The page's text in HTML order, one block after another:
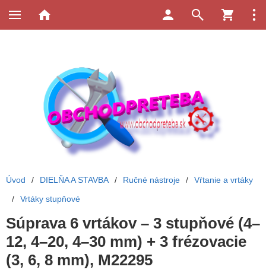
Úvod / DIELŇA A STAVBA / Ručné nástroje /
Vŕtanie a vrtáky
/
Vrtáky stupňové
Súprava 6 vrtákov – 3 stupňové (4–
12, 4–20, 4–30 mm) + 3 frézovacie
(3, 6, 8 mm), M22295